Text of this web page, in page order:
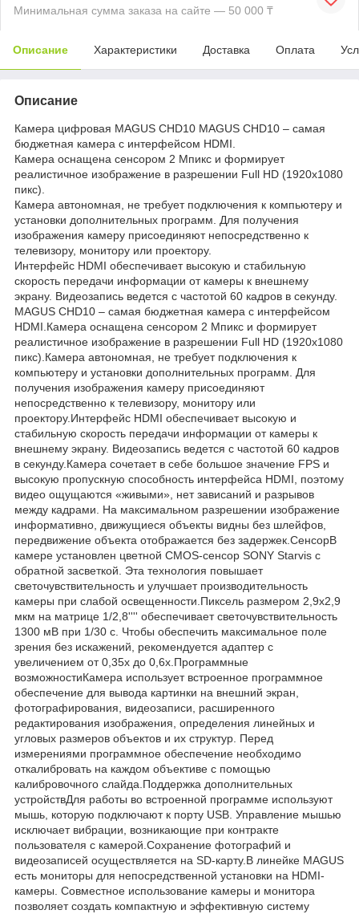
Минимальная сумма заказа на сайте — 50 000 ₸
Описание Характеристики Доставка Оплата
Описание
Камера цифровая MAGUS CHD10 MAGUS CHD10 – самая
бюджетная камера с интерфейсом HDMI.
Камера оснащена сенсором 2 Мпикс и формирует
реалистичное изображение в разрешении Full HD (1920x1080
пикс).
Камера автономная, не требует подключения к компьютеру и
установки дополнительных программ. Для получения
изображения камеру присоединяют непосредственно к
телевизору, монитору или проектору.
Интерфейс HDMI обеспечивает высокую и стабильную
скорость передачи информации от камеры к внешнему
экрану. Видеозапись ведется с частотой 60 кадров в секунду.
MAGUS CHD10 – самая бюджетная камера с интерфейсом
HDMI.Камера оснащена сенсором 2 Мпикс и формирует
реалистичное изображение в разрешении Full HD (1920x1080
пикс).Камера автономная, не требует подключения к
компьютеру и установки дополнительных программ. Для
получения изображения камеру присоединяют
непосредственно к телевизору, монитору или
проектору.Интерфейс HDMI обеспечивает высокую и
стабильную скорость передачи информации от камеры к
внешнему экрану. Видеозапись ведется с частотой 60 кадров
в секунду.Камера сочетает в себе большое значение FPS и
высокую пропускную способность интерфейса HDMI, поэтому
видео ощущаются «живыми», нет зависаний и разрывов
между кадрами. На максимальном разрешении изображение
информативно, движущиеся объекты видны без шлейфов,
передвижение объекта отображается без задержек.СенсорВ
камере установлен цветной CMOS-сенсор SONY Starvis с
обратной засветкой. Эта технология повышает
светочувствительность и улучшает производительность
камеры при слабой освещенности.Пиксель размером 2,9x2,9
мкм на матрице 1/2,8'''' обеспечивает светочувствительность
1300 мВ при 1/30 с. Чтобы обеспечить максимальное поле
зрения без искажений, рекомендуется адаптер с
увеличением от 0,35х до 0,6х.Программные
возможностиКамера использует встроенное программное
обеспечение для вывода картинки на внешний экран,
фотографирования, видеозаписи, расширенного
редактирования изображения, определения линейных и
угловых размеров объектов и их структур. Перед
измерениями программное обеспечение необходимо
откалибровать на каждом объективе с помощью
калибровочного слайда.Поддержка дополнительных
устройствДля работы во встроенной программе используют
мышь, которую подключают к порту USB. Управление мышью
исключает вибрации, возникающие при контракте
пользователя с камерой.Сохранение фотографий и
видеозаписей осуществляется на SD-карту.В линейке MAGUS
есть мониторы для непосредственной установки на HDMI-
камеры. Совместное использование камеры и монитора
позволяет создать компактную и эффективную систему